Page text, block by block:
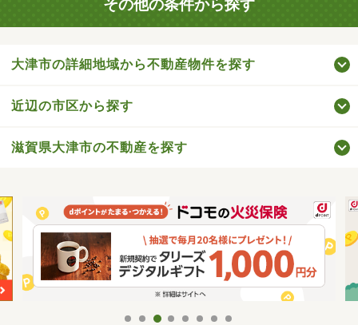
その他の条件から探す
大津市の詳細地域から不動産物件を探す
近辺の市区から探す
滋賀県大津市の不動産を探す